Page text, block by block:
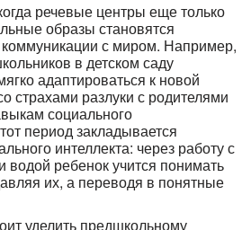
речевые центры еще только
образы становятся
с миром. Например,
в детском саду
адаптироваться к новой
страхами разлуки с родителями
социального
период закладывается
интеллекта: через работу с
водой ребенок учится понимать
их, а переводя в понятные
уделить предшкольному